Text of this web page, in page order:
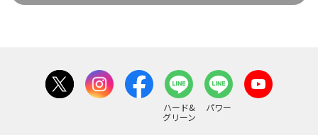
ハード&
グリーン
パワー